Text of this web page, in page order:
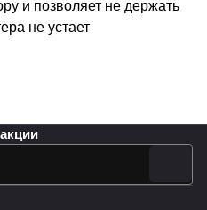
и позволяет не держать
не устает